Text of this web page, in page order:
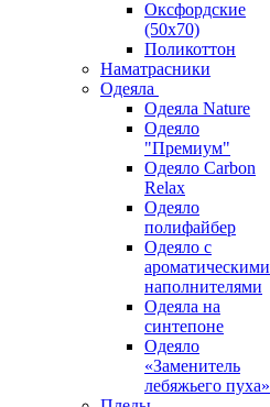
Оксфордские
(50х70)
Поликоттон
Наматрасники
Одеяла
Одеяла Nature
Одеяло
"Премиум"
Одеяло Carbon
Relax
Одеяло
полифайбер
Одеяло с
ароматическими
наполнителями
Одеяла на
синтепоне
Одеяло
«Заменитель
лебяжьего пуха»